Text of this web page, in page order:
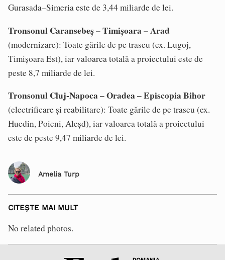
Gurasada–Simeria este de 3,44 miliarde de lei.
Tronsonul Caransebeș – Timișoara – Arad
(modernizare): Toate gările de pe traseu (ex. Lugoj,
Timișoara Est), iar valoarea totală a proiectului este de
peste 8,7 miliarde de lei.
Tronsonul Cluj-Napoca – Oradea – Episcopia Bihor
(electrificare și reabilitare): Toate gările de pe traseu (ex.
Huedin, Poieni, Aleșd), iar valoarea totală a proiectului
este de peste 9,47 miliarde de lei.
Amelia Turp
CITEȘTE MAI MULT
No related photos.